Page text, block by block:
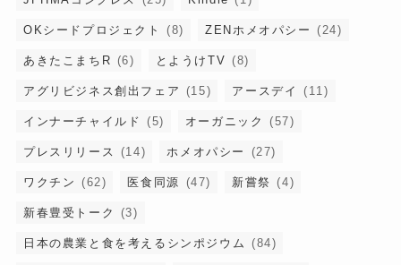
OKシードプロジェクト (8) ZENホメオパシー (24)
あきたこまちR (6) とようけTV (8)
アグリビジネス創出フェア (15) アースデイ (11)
インナーチャイルド (5) オーガニック (57)
プレスリリース (14) ホメオパシー (27)
ワクチン (62) 医食同源 (47) 新嘗祭 (4)
新春豊受トーク (3)
日本の農業と食を考えるシンポジウム (84)